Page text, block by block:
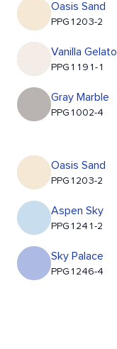
Oasis Sand
PPG1203-2
Vanilla Gelato
PPG1191-1
Gray Marble
PPG1002-4
Oasis Sand
PPG1203-2
Aspen Sky
PPG1241-2
Sky Palace
PPG1246-4